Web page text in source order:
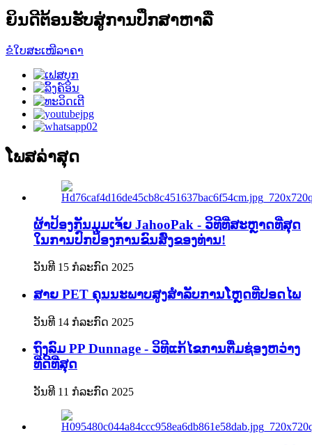
ຍິນດີຕ້ອນຮັບສູ່ການປຶກສາຫາລື
ຂໍໃບສະເໜີລາຄາ
ໂພສລ່າສຸດ
ຜ້າປ້ອງກັນມຸມເຈ້ຍ JahooPak - ວິທີທີ່ສະຫຼາດທີ່ສຸດ
ໃນການປົກປ້ອງການຂົນສົ່ງຂອງທ່ານ!
ວັນທີ 15 ກໍລະກົດ 2025
ສາຍ PET ຄຸນນະພາບສູງສຳລັບການໂຫຼດທີ່ປອດໄພ
ວັນທີ 14 ກໍລະກົດ 2025
ຖົງລົມ PP Dunnage - ວິທີແກ້ໄຂການຕື່ມຊ່ອງຫວ່າງ
ທີ່ດີທີ່ສຸດ
ວັນທີ 11 ກໍລະກົດ 2025